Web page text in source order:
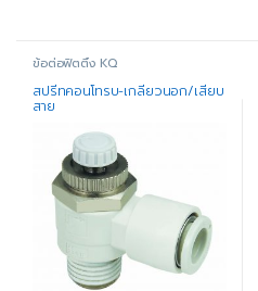
ข้อต่อฟิตติ้ง KQ
สปรีทคอนโทรบ-เกลียวนอก/เสียบ
สาย